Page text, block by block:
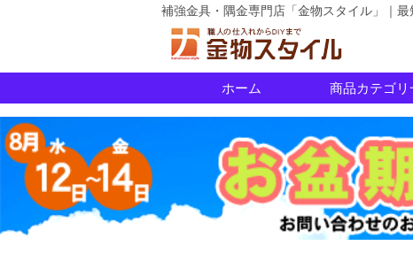
補強金具・隅金専門店「金物スタイル」｜最
ホーム 商品カテゴリ